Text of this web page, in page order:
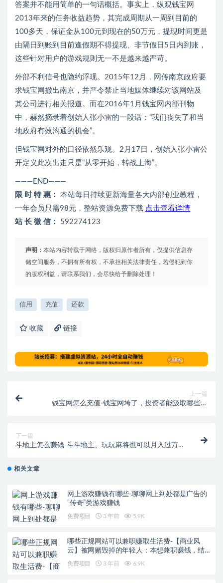
答案并不能用简单的一句话概括。事实上，纵观钱宝网
2013年来的任务收益趋势，其完成周期从一周到目前的
100多天，保证金从100元到现在的50万元，提现时间更是
由隔日到账到目前逢假期不得提现、非节假日5日内到账，
这些针对用户的游戏规则无一不是越来越严苛。
外部不利信号也隐约浮现。2015年12月，网传南京政府要
求钱宝网撤出南京，并严令禁止当地媒体继续对该网站及
其公司进行相关报道。而在2016年1月钱宝网内部刊物
中，赫然摘录着创始人张小雷的一段话：“我们丧失了和当
地政府有效沟通的机会”。
但钱宝网对外的口径依然乐观。2月17日，创始人张小雷公
开定义此次出走只是“从零开始，转战上海”。
———END———
限 时 特 惠： 本站每日持续更新海量各大内部创业教程，
一年会员只需98元，整站资源免费下载 点击查看详情
站 长 微 信： 592274123
声明： 本站内容转载于网络，版权归原作者所有，仅提供信息存
储空间服务，不拥有所有权，不承担相关法律责任，若侵犯到你
的版权利益，请联系我们，会尽快给予删除处理！
信用 充值 还款
收藏 链接
上一篇
钱宝网怎么充值-钱宝网垮了，投资者能汲取哪些教
下一篇
斗地主怎么赚钱-斗斗地主、玩玩麻将也可以月入过万 |
相关文章
网上游戏赚钱有哪些-聊聊网上到处都是广告的
“传奇”类游戏赚钱
免费项目 3 年前 5.9K
哪些正规网站可以兼职赚取生活费-【商业风
云】被网赌毁掉的年轻人：本想兼职赚钱，结
果倾家荡产！
免费项目 3 年前 6.9K